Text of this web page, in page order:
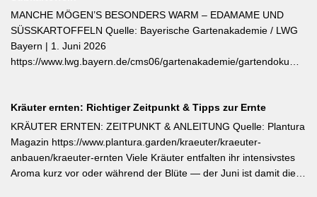
öfterblühende Sorten: Verwelkte Blüten mit 2–3 Blattstielpaaren
darunter sofort abschneiden – das regt neue Knospen an und
verlängert die Blütezeit erheblich. [Thema-Tag: #Rosenpflege
#Pflanzenpflege #Gehölze]
MANCHE MÖGEN’S BESONDERS WARM – EDAMAME UND
SÜSSKARTOFFELN Quelle: Bayerische Gartenakademie / LWG
Bayern | 1. Juni 2026
https://www.lwg.bayern.de/cms06/gartenakademie/
ins Freiland. Edamame (Garten-Soja) kann direkt gesät oder
vorgezogen werden; Staffelsaaten sind bis Anfang Juli möglich,
die Ernte beginnt ab August. Süßkartoffeln sind ausschließlich als
Jungpflanzen erhältlich und benötigen Wärme, Sonne und einen
tiefen, durchlässigen Boden. Frisch geerntete Knollen müssen
Kräuter ernten: Richtiger Zeitpunkt & Tipps zur Ernte
KRÄUTER ERNTEN: ZEITPUNKT & ANLEITUNG Quelle: Plantura
Magazin https://www.plantura.garden/kraeuter/kraeuter-
anbauen/kraeuter-ernten Viele Kräuter entfalten ihr intensivstes
Aroma kurz vor oder während der Blüte — der Juni ist damit die